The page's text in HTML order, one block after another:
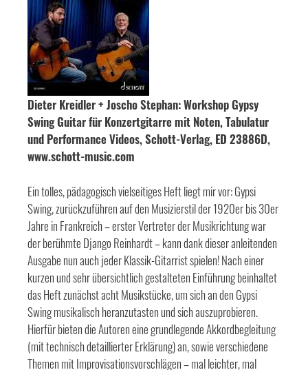
Dieter Kreidler + Joscho Stephan: Workshop Gypsy
Swing Guitar für Konzertgitarre mit Noten, Tabulatur
und Performance Videos, Schott-Verlag, ED 23886D,
www.schott-music.com
Ein tolles, pädagogisch vielseitiges Heft liegt mir vor: Gypsi
Swing, zurückzuführen auf den Musizierstil der 1920er bis 30er
Jahre in Frankreich – erster Vertreter der Musikrichtung war
der berühmte Django Reinhardt – kann dank dieser anleitenden
Ausgabe nun auch jeder Klassik-Gitarrist spielen! Nach einer
kurzen und sehr übersichtlich gestalteten Einführung beinhaltet
das Heft zunächst acht Musikstücke, um sich an den Gypsi
Swing musikalisch heranzutasten und sich auszuprobieren.
Hierfür bieten die Autoren eine grundlegende Akkordbegleitung
(mit technisch detaillierter Erklärung) an, sowie verschiedene
Themen mit Improvisationsvorschlägen – mal leichter, mal